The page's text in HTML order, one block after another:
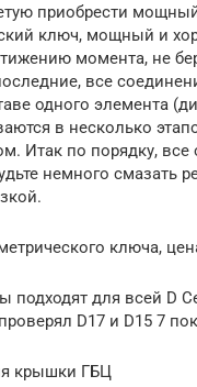
приобрести
ключ, мощный и
момента, не
все
одного элемента
в несколько
Итак по порядку,
немного смазать
ключа,
для всей D
D17 и D15 7
крышки ГБЦ